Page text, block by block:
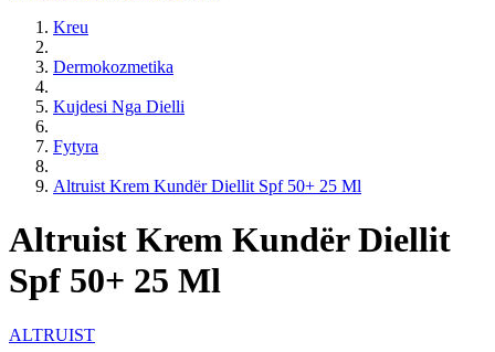
Kreu
Dermokozmetika
Kujdesi Nga Dielli
Fytyra
Altruist Krem Kundër Diellit Spf 50+ 25 Ml
Altruist Krem Kundër Diellit
Spf 50+ 25 Ml
ALTRUIST